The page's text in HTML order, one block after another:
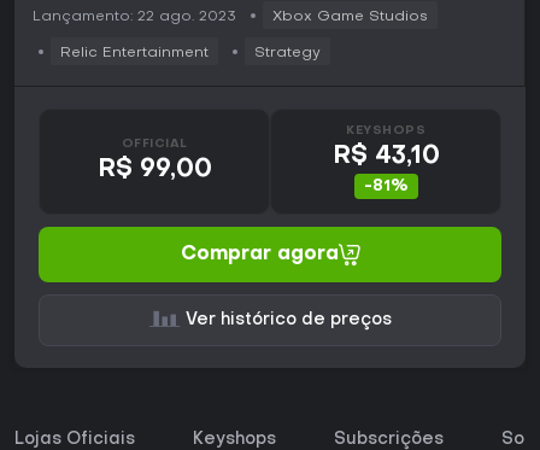
Lançamento: 22 ago. 2023 Xbox Game Studios
Relic Entertainment Strategy
OFFICIAL
R$ 99,00
KEYSHOPS
R$ 43,10
-81%
Comprar agora
Ver histórico de preços
Lojas Oficiais Keyshops Subscrições